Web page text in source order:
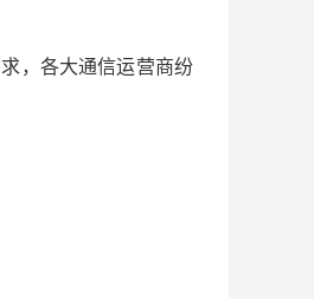
，各大通信运营商纷